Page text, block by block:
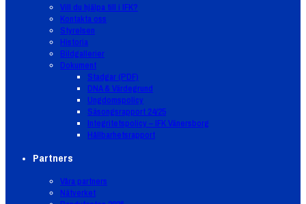
Vill du hjälpa till i IFK?
Kontakta oss
Styrelsen
Historia
Bildgallerier
Dokument
Stadgar (PDF)
DNA & Värdegrund
Ungdomspolicy
Säsongsrapport 24/25
Integritetspolicy – IFK Vänersborg
Hållbarhetsrapport
Partners
Våra partners
Nätverket